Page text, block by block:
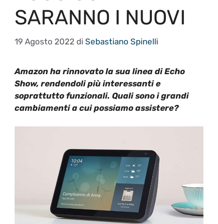
SARANNO I NUOVI
19 Agosto 2022 di Sebastiano Spinelli
Amazon ha rinnovato la sua linea di Echo
Show, rendendoli più interessanti e
soprattutto funzionali. Quali sono i grandi
cambiamenti a cui possiamo assistere?